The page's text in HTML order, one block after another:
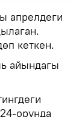
апрелдеги
кеткен.
айындагы
орунда